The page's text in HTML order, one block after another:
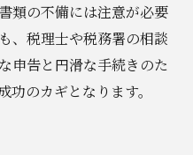
類の不備には注意が必要
、税理士や税務署の相談
申告と円滑な手続きのた
のカギとなります。